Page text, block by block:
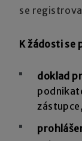
se
K žádosti se
doklad
zástupce,